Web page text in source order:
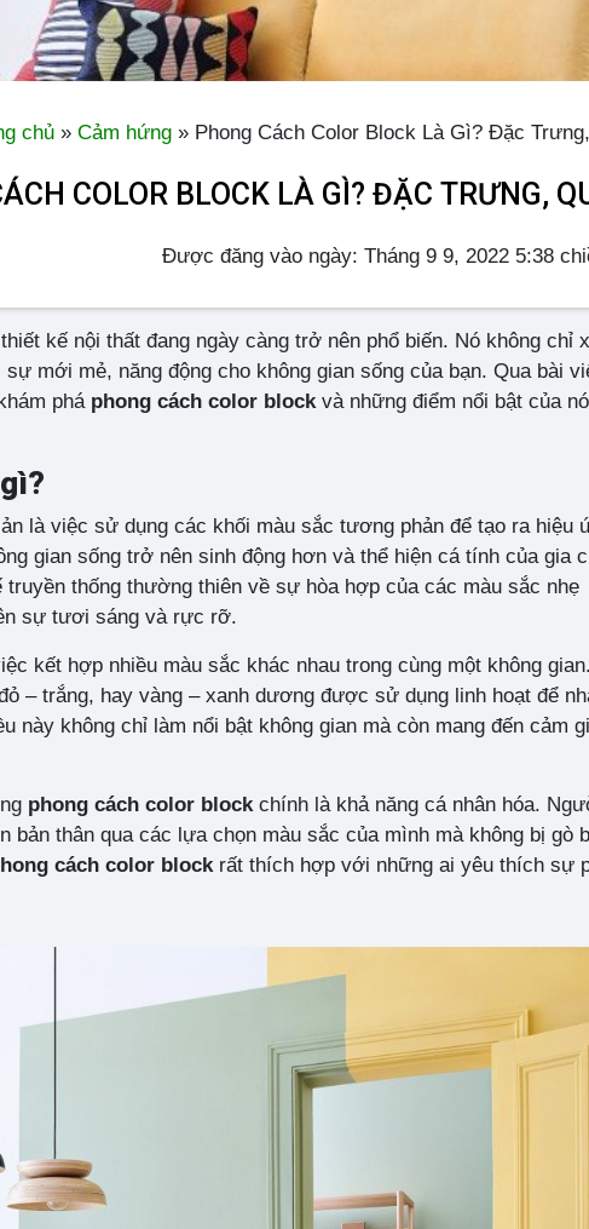
chủ» Cảm hứng» Phong Cách Color Block Là Gì? Đặc
COLOR BLOCK LÀ GÌ? ĐẶC TRƯNG,
Được đăng vào ngày: Tháng 9 9, 2022 5:38
kế nội thất đang ngày càng trở nên phổ biến. Nó không chỉ
mới mẻ, năng động cho không gian sống của bạn. Qua bài
phá phong cách color block và những điểm nổi bật của nó
là việc sử dụng các khối màu sắc tương phản để tạo ra hiệu
gian sống trở nên sinh động hơn và thể hiện cá tính của gia
thống thường thiên về sự hòa hợp của các màu sắc nhẹ
sự tươi sáng và rực rỡ.
kết hợp nhiều màu sắc khác nhau trong cùng một không gian.
– trắng, hay vàng – xanh dương được sử dụng linh hoạt để
này không chỉ làm nổi bật không gian mà còn mang đến cảm
phong cách color block chính là khả năng cá nhân hóa.
bản thân qua các lựa chọn màu sắc của mình mà không bị gò
cách color block rất thích hợp với những ai yêu thích sự